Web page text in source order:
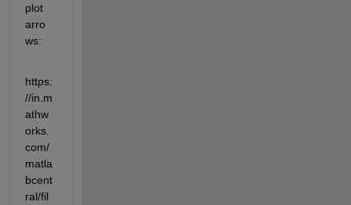
plot
arro
ws:
https:
//in.m
athw
orks.
com/
matla
bcent
ral/fil